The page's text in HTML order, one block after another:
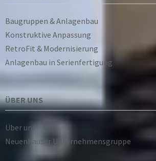
Baugruppen & Anlagenbau
Konstruktive Anpassung
RetroFit & Modernisierung
Anlagenbau in Serienfertigung
ÜBER UNS
Über uns
Neuenhauser Unternehmensgruppe